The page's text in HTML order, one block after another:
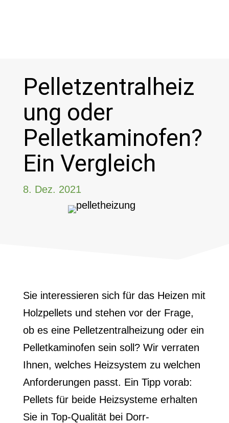
Pelletzentralheiz
ung oder
Pelletkaminofen?
Ein Vergleich
8. Dez. 2021
Sie interessieren sich für das Heizen mit
Holzpellets und stehen vor der Frage,
ob es eine Pelletzentralheizung oder ein
Pelletkaminofen sein soll? Wir verraten
Ihnen, welches Heizsystem zu welchen
Anforderungen passt. Ein Tipp vorab:
Pellets für beide Heizsysteme erhalten
Sie in Top-Qualität bei Dorr-